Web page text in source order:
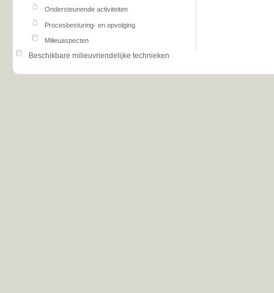
Ondersteunende activiteiten
Procesbesturing- en opvolging
Milieuaspecten
Beschikbare milieuvriendelijke technieken